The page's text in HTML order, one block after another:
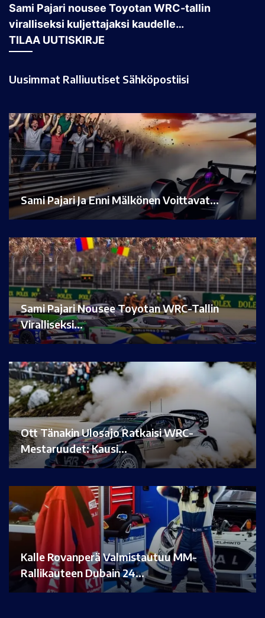
Sami Pajari nousee Toyotan WRC-tallin
viralliseksi kuljettajaksi kaudelle…
TILAA UUTISKIRJE
Uusimmat Ralliuutiset Sähköpostiisi
Sami Pajari Ja Enni Mälkönen Voittavat…
Sami Pajari Nousee Toyotan WRC-Tallin
Viralliseksi…
Ott Tänakin Ulosajo Ratkaisi WRC-
Mestaruudet: Kausi…
Kalle Rovanperä Valmistautuu MM-
Rallikauteen Dubain 24…